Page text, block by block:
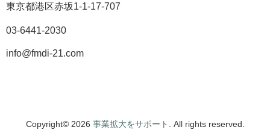
東京都港区赤坂1-1-17-707
03-6441-2030
info@fmdi-21.com
Copyright© 2026 事業拡大をサポート . All rights reserved.